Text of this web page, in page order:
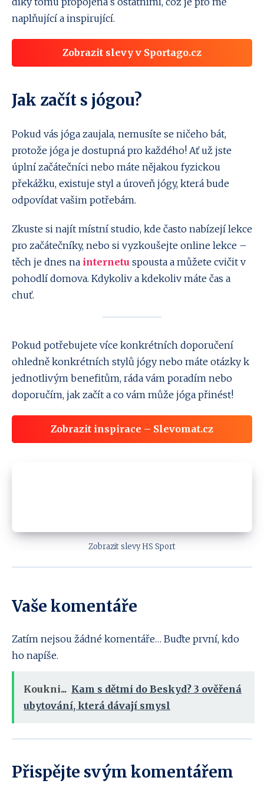
naplňující a inspirující.
Zobrazit slevy v Sportago.cz
Jak začít s jógou?
Pokud vás jóga zaujala, nemusíte se ničeho bát,
protože jóga je dostupná pro každého! Ať už jste
úplní začátečníci nebo máte nějakou fyzickou
překážku, existuje styl a úroveň jógy, která bude
odpovídat vašim potřebám.
Zkuste si najít místní studio, kde často nabízejí lekce
pro začátečníky, nebo si vyzkoušejte online lekce –
těch je dnes na internetu spousta a můžete cvičit v
pohodlí domova. Kdykoliv a kdekoliv máte čas a
chuť.
Pokud potřebujete více konkrétních doporučení
ohledně konkrétních stylů jógy nebo máte otázky k
jednotlivým benefitům, ráda vám poradím nebo
doporučím, jak začít a co vám může jóga přinést!
Zobrazit inspirace – Slevomat.cz
Zobrazit slevy HS Sport
Vaše komentáře
Zatím nejsou žádné komentáře… Buďte první, kdo
ho napíše.
Koukni... Kam s dětmi do Beskyd? 3 ověřená
ubytování, která dávají smysl
Přispějte svým komentářem